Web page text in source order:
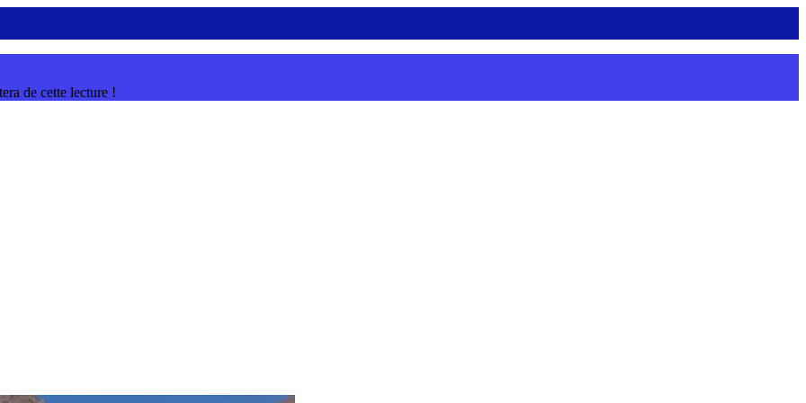
de cette lecture !